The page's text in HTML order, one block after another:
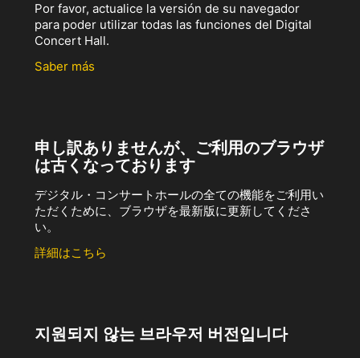
Por favor, actualice la versión de su navegador
para poder utilizar todas las funciones del Digital
Concert Hall.
Saber más
申し訳ありませんが、ご利用のブラウザ
は古くなっております
デジタル・コンサートホールの全ての機能をご利用い
ただくために、ブラウザを最新版に更新してくださ
い。
詳細はこちら
지원되지 않는 브라우저 버전입니다